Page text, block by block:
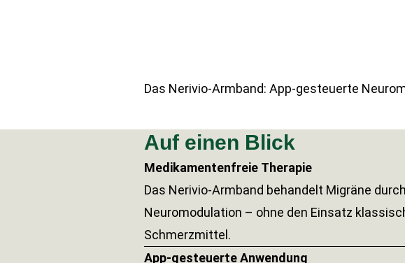
Das Nerivio-Armband: App-gesteuerte
Auf einen Blick
Medikamentenfreie Therapie
Das Nerivio-Armband behandelt Migräne durch
Neuromodulation – ohne den Einsatz
Schmerzmittel.
App-gesteuerte Anwendung